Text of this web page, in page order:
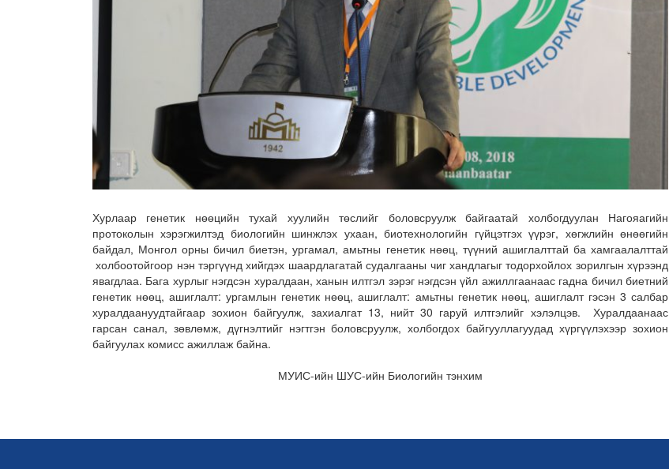
Хурлаар генетик нөөцийн тухай хуулийн төслийг боловсруулж байгаатай холбогдуулан Нагояагийн
протоколын хэрэгжилтэд биологийн шинжлэх ухаан, биотехнологийн гүйцэтгэх үүрэг, хөгжлийн өнөөгийн
байдал, Монгол орны бичил биетэн, ургамал, амьтны генетик нөөц, түүний ашиглалттай ба хамгаалалттай
холбоотойгоор нэн тэргүүнд хийгдэх шаардлагатай судалгааны чиг хандлагыг тодорхойлох зорилгын хүрээнд
явагдлаа. Бага хурлыг нэгдсэн хуралдаан, ханын илтгэл зэрэг нэгдсэн үйл ажиллгаанаас гадна бичил биетний
генетик нөөц, ашиглалт: ургамлын генетик нөөц, ашиглалт: амьтны генетик нөөц, ашиглалт гэсэн 3 салбар
хуралдаануудтайгаар зохион байгуулж, захиалгат 13, нийт 30 гаруй илтгэлийг хэлэлцэв. Хуралдаанаас
гарсан санал, зөвлөмж, дүгнэлтийг нэгтгэн боловсруулж, холбогдох байгууллагуудад хүргүүлэхээр зохион
байгуулах комисс ажиллаж байна.
МУИС-ийн ШУС-ийн Биологийн тэнхим